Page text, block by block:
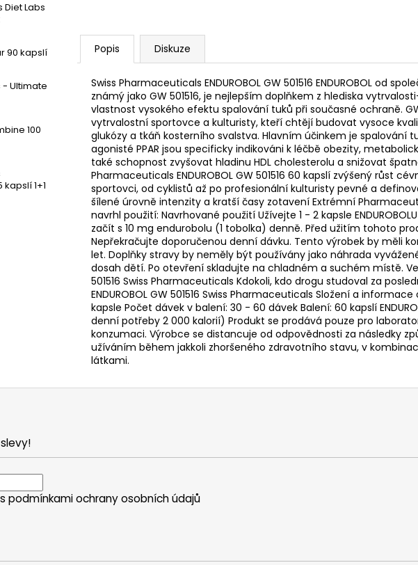
Labs
90 kapslí
- Ultimate
100
kapslí 1+1
Popis Diskuze
Swiss Pharmaceuticals ENDUROBOL GW 501516 ENDUROBOL od
známý jako GW 501516, je nejlepším doplňkem z hlediska
vlastnost vysokého efektu spalování tuků při současné ochraně.
vytrvalostní sportovce a kulturisty, kteří chtějí budovat vysoce
glukózy a tkáň kosterního svalstva. Hlavním účinkem je spalování
agonisté PPAR jsou specificky indikováni k léčbě obezity,
také schopnost zvyšovat hladinu HDL cholesterolu a snižovat
Pharmaceuticals ENDUROBOL GW 501516 60 kapslí zvýšený růst
sportovci, od cyklistů až po profesionální kulturisty pevné a
šílené úrovně intenzity a kratší časy zotavení Extrémní
navrhl použití: Navrhované použití Užívejte 1 - 2 kapsle
začít s 10 mg endurobolu (1 tobolka) denně. Před užitím tohoto
Nepřekračujte doporučenou denní dávku. Tento výrobek by měli
let. Doplňky stravy by neměly být používány jako náhrada
dosah dětí. Po otevření skladujte na chladném a suchém místě.
501516 Swiss Pharmaceuticals Kdokoli, kdo drogu studoval za
ENDUROBOL GW 501516 Swiss Pharmaceuticals Složení a
kapsle Počet dávek v balení: 30 - 60 dávek Balení: 60 kapslí
denní potřeby 2 000 kalorií) Produkt se prodává pouze pro
konzumaci. Výrobce se distancuje od odpovědnosti za následky
užíváním během jakkoli zhoršeného zdravotního stavu, v
látkami.
podmínkami ochrany osobních údajů